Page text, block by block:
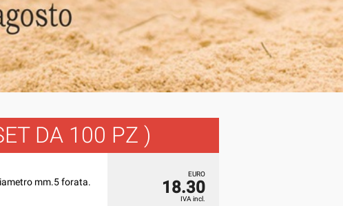
DA 100 PZ )
mm.5 forata.
EURO
18.30
IVA incl.